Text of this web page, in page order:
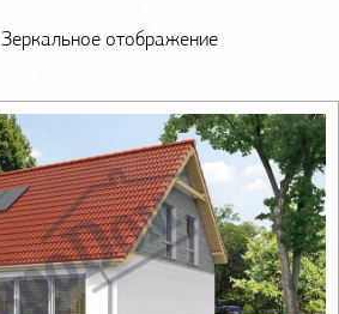
Зеркальное отображение